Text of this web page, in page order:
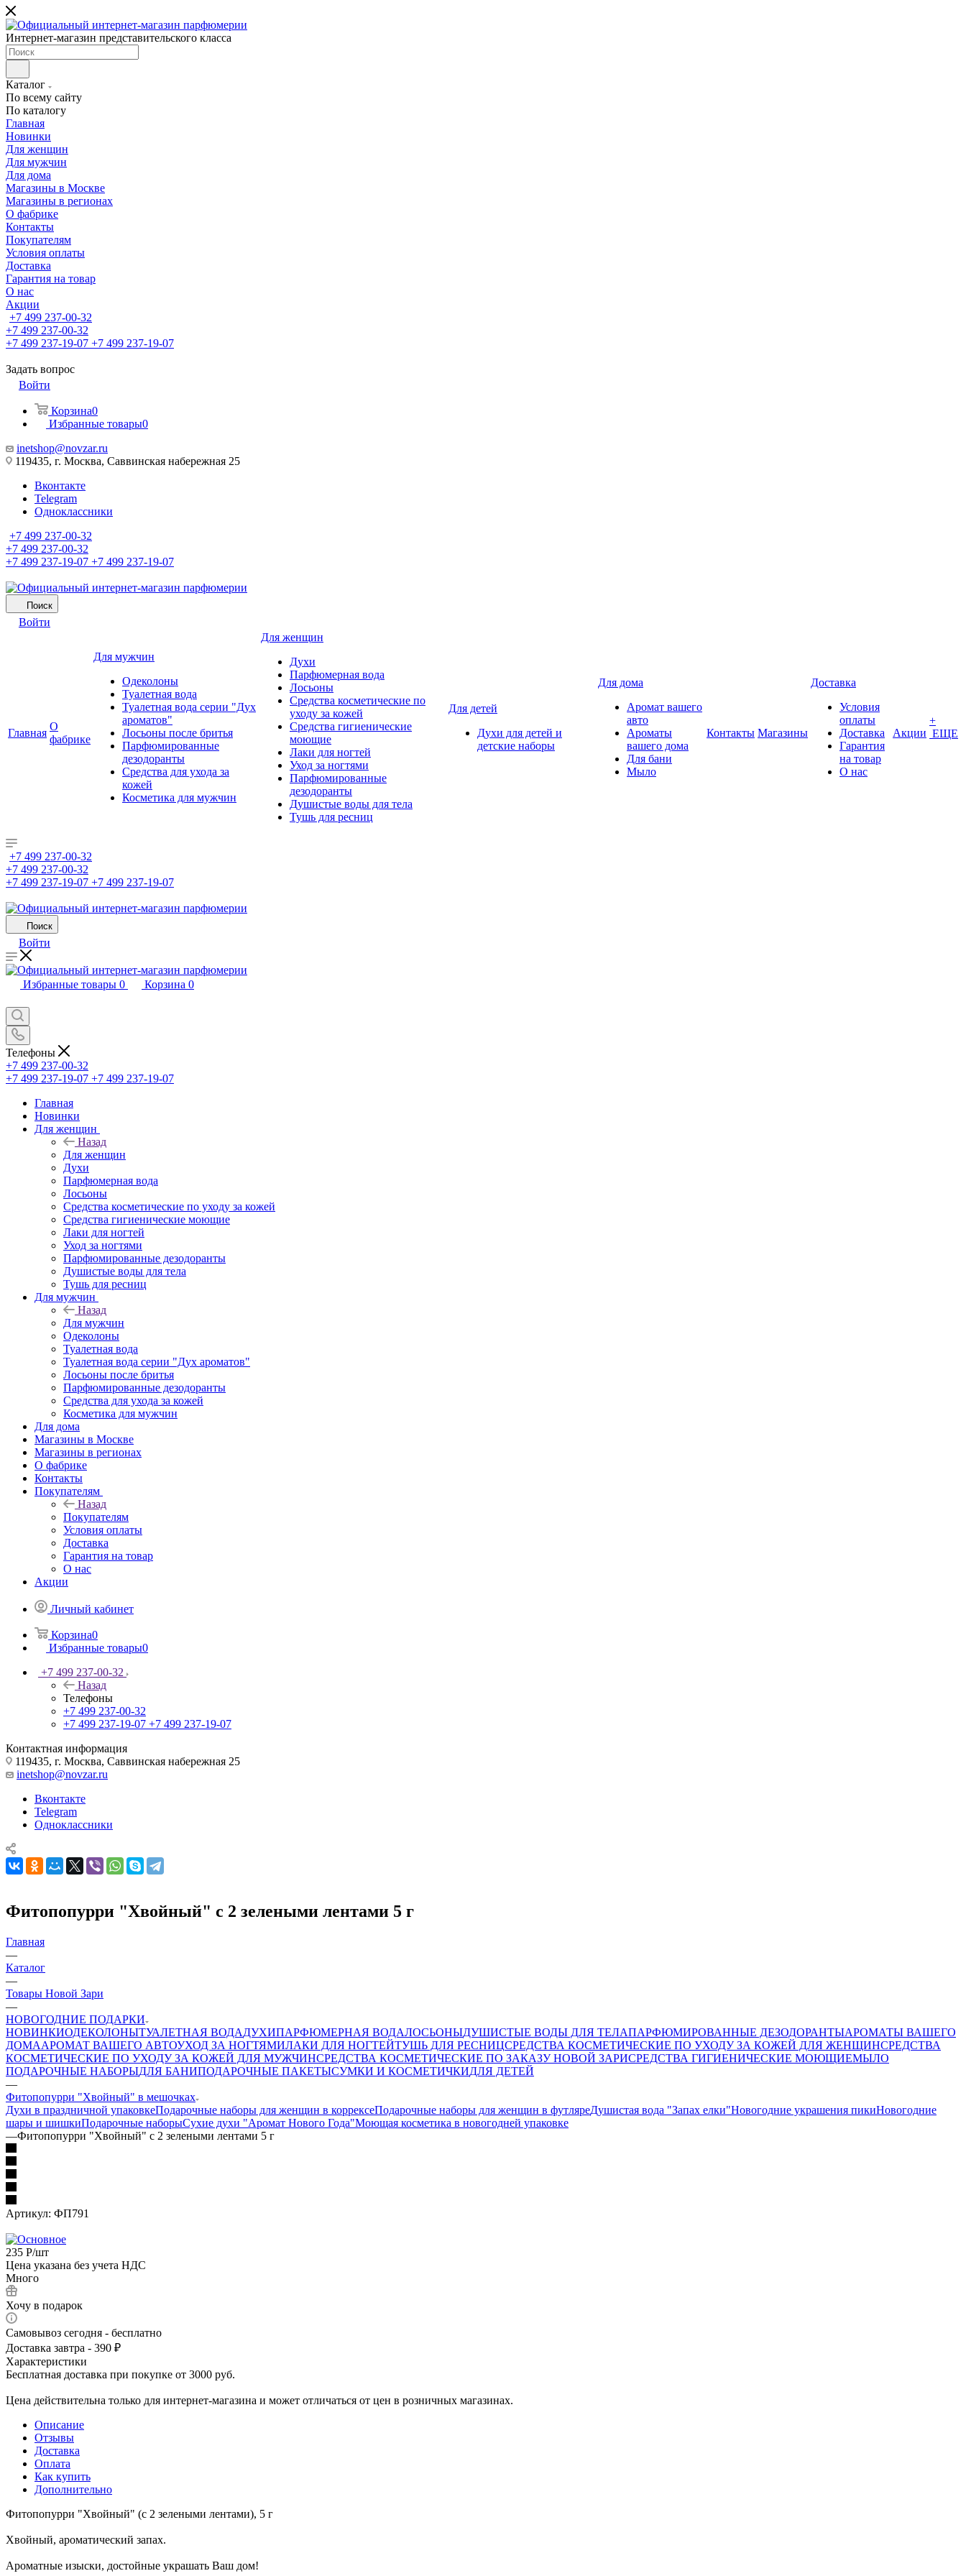
Интернет-магазин представительского класса
Каталог
По всему сайту
По каталогу
Главная
Новинки
Для женщин
Для мужчин
Для дома
Магазины в Москве
Магазины в регионах
О фабрике
Контакты
Покупателям
Условия оплаты
Доставка
Гарантия на товар
О нас
Акции
+7 499 237-00-32
+7 499 237-00-32
+7 499 237-19-07 +7 499 237-19-07
Задать вопрос
Войти
Корзина0
Избранные товары0
inetshop@novzar.ru
119435, г. Москва, Саввинская набережная 25
Вконтакте
Telegram
Одноклассники
+7 499 237-00-32
+7 499 237-00-32
+7 499 237-19-07 +7 499 237-19-07
Поиск
Войти
Главная
О
фабрике
Для мужчин
Одеколоны
Туалетная вода
Туалетная вода серии "Дух
ароматов"
Лосьоны после бритья
Парфюмированные
дезодоранты
Средства для ухода за
кожей
Косметика для мужчин
Для женщин
Духи
Парфюмерная вода
Лосьоны
Средства косметические по
уходу за кожей
Средства гигиенические
моющие
Лаки для ногтей
Уход за ногтями
Парфюмированные
дезодоранты
Душистые воды для тела
Тушь для ресниц
Для детей
Духи для детей и
детские наборы
Для дома
Аромат вашего
авто
Ароматы
вашего дома
Для бани
Мыло
Контакты Магазины
Доставка
Условия
оплаты
Доставка
Гарантия
на товар
О нас
Акции
+
ЕЩЕ
+7 499 237-00-32
+7 499 237-00-32
+7 499 237-19-07 +7 499 237-19-07
Поиск
Войти
Избранные товары 0 Корзина 0
Телефоны
+7 499 237-00-32
+7 499 237-19-07 +7 499 237-19-07
Главная
Новинки
Для женщин
Назад
Для женщин
Духи
Парфюмерная вода
Лосьоны
Средства косметические по уходу за кожей
Средства гигиенические моющие
Лаки для ногтей
Уход за ногтями
Парфюмированные дезодоранты
Душистые воды для тела
Тушь для ресниц
Для мужчин
Назад
Для мужчин
Одеколоны
Туалетная вода
Туалетная вода серии "Дух ароматов"
Лосьоны после бритья
Парфюмированные дезодоранты
Средства для ухода за кожей
Косметика для мужчин
Для дома
Магазины в Москве
Магазины в регионах
О фабрике
Контакты
Покупателям
Назад
Покупателям
Условия оплаты
Доставка
Гарантия на товар
О нас
Акции
Личный кабинет
Корзина0
Избранные товары0
+7 499 237-00-32
Назад
Телефоны
+7 499 237-00-32
+7 499 237-19-07 +7 499 237-19-07
Контактная информация
119435, г. Москва, Саввинская набережная 25
inetshop@novzar.ru
Вконтакте
Telegram
Одноклассники
Фитопопурри "Хвойный" с 2 зелеными лентами 5 г
Главная
—
Каталог
—
Товары Новой Зари
—
НОВОГОДНИЕ ПОДАРКИ
НОВИНКИОДЕКОЛОНЫТУАЛЕТНАЯ ВОДАДУХИПАРФЮМЕРНАЯ ВОДАЛОСЬОНЫДУШИСТЫЕ ВОДЫ ДЛЯ ТЕЛАПАРФЮМИРОВАННЫЕ ДЕЗОДОРАНТЫАРОМАТЫ ВАШЕГО
ДОМААРОМАТ ВАШЕГО АВТОУХОД ЗА НОГТЯМИЛАКИ ДЛЯ НОГТЕЙТУШЬ ДЛЯ РЕСНИЦСРЕДСТВА КОСМЕТИЧЕСКИЕ ПО УХОДУ ЗА КОЖЕЙ ДЛЯ ЖЕНЩИНСРЕДСТВА
КОСМЕТИЧЕСКИЕ ПО УХОДУ ЗА КОЖЕЙ ДЛЯ МУЖЧИНСРЕДСТВА КОСМЕТИЧЕСКИЕ ПО ЗАКАЗУ НОВОЙ ЗАРИСРЕДСТВА ГИГИЕНИЧЕСКИЕ МОЮЩИЕМЫЛО
ПОДАРОЧНЫЕ НАБОРЫДЛЯ БАНИПОДАРОЧНЫЕ ПАКЕТЫСУМКИ И КОСМЕТИЧКИДЛЯ ДЕТЕЙ
—
Фитопопурри "Хвойный" в мешочках
Духи в праздничной упаковкеПодарочные наборы для женщин в коррексеПодарочные наборы для женщин в футляреДушистая вода "Запах елки"Новогодние украшения пикиНовогодние
шары и шишкиПодарочные наборыСухие духи "Аромат Нового Года"Моющая косметика в новогодней упаковке
—Фитопопурри "Хвойный" с 2 зелеными лентами 5 г
Артикул: ФП791
235 Р/шт
Цена указана без учета НДС
Много
Хочу в подарок
Самовывоз сегодня - бесплатно
Доставка завтра - 390 ₽
Характеристики
Бесплатная доставка при покупке от 3000 руб.
Цена действительна только для интернет-магазина и может отличаться от цен в розничных магазинах.
Описание
Отзывы
Доставка
Оплата
Как купить
Дополнительно
Фитопопурри "Хвойный" (с 2 зелеными лентами), 5 г
Хвойный, ароматический запах.
Ароматные изыски, достойные украшать Ваш дом!